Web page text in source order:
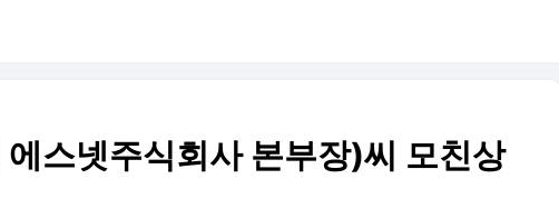
스넷주식회사 본부장)씨 모친상